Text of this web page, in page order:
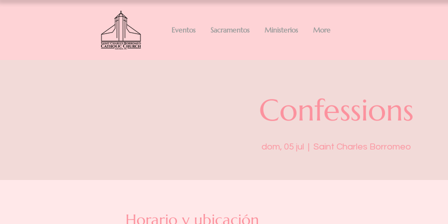
Eventos Sacramentos Ministerios More
Confessions
dom, 05 jul
  |
Saint Charles Borromeo
Horario y ubicación